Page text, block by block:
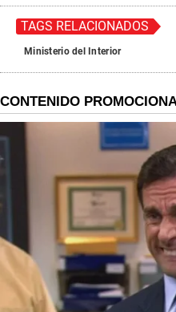
TAGS RELACIONADOS
Ministerio del Interior